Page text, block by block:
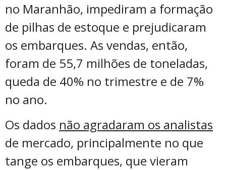
no Maranhão, impediram a formação
de pilhas de estoque e prejudicaram
os embarques. As vendas, então,
foram de 55,7 milhões de toneladas,
queda de 40% no trimestre e de 7%
no ano.
Os dados não agradaram os analistas
de mercado, principalmente no que
tange os embarques, que vieram